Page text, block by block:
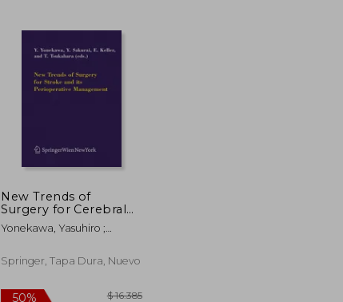
$ 2.781
New Trends of
Surgery for Cerebral
Stroke and Its
Perioperative
Inglés)
Yonekawa, Yasuhiro ;
Emanuela
Springer, Tapa Dura, Nuevo